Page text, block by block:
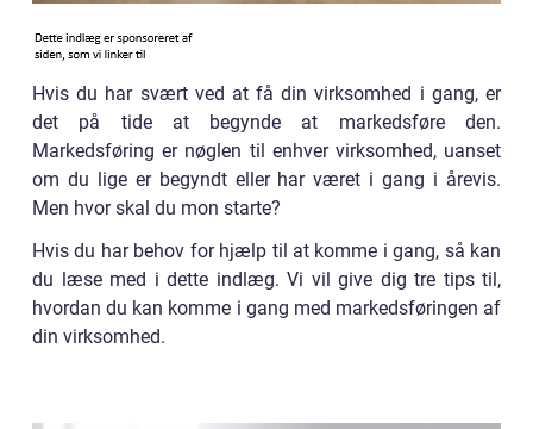
Hvis du har svært ved at få din virksomhed i gang, er
det på tide at begynde at markedsføre den.
Markedsføring er nøglen til enhver virksomhed, uanset
om du lige er begyndt eller har været i gang i årevis.
Men hvor skal du mon starte?
Hvis du har behov for hjælp til at komme i gang, så kan
du læse med i dette indlæg. Vi vil give dig tre tips til,
hvordan du kan komme i gang med markedsføringen af
din virksomhed.